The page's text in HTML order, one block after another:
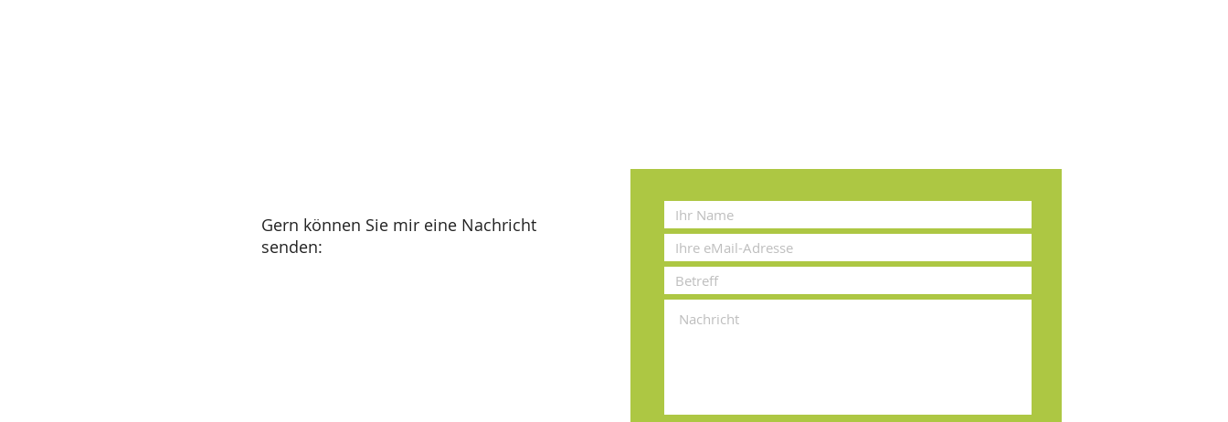
Gern können Sie mir eine Nachricht
senden: